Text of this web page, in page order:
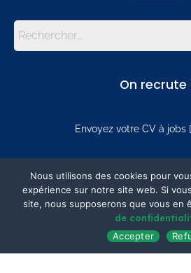
On recrute
Envoyez votre CV à jobs
Mentions
Mentions
Politique de
Plan du site
Nous utilisons des cookies pour
expérience sur notre site web. Si
site, nous supposerons que vous en
de
Accepter